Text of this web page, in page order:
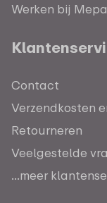
Werken bij
Contact
Verzendkosten
Retourneren
Veelgestelde
...meer